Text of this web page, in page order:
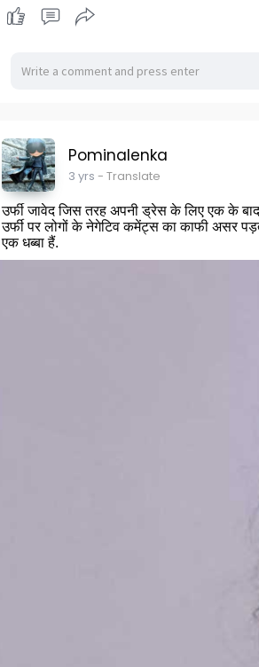
Pominalenka
3 yrs - Translate
उर्फी जावेद जिस तरह अपनी ड्रेस के लिए एक के
उर्फी पर लोगों के नेगेटिव कमेंट्स का काफी असर
एक धब्बा हैं.